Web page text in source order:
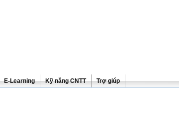
E-Learning Kỹ năng CNTT Trợ giúp